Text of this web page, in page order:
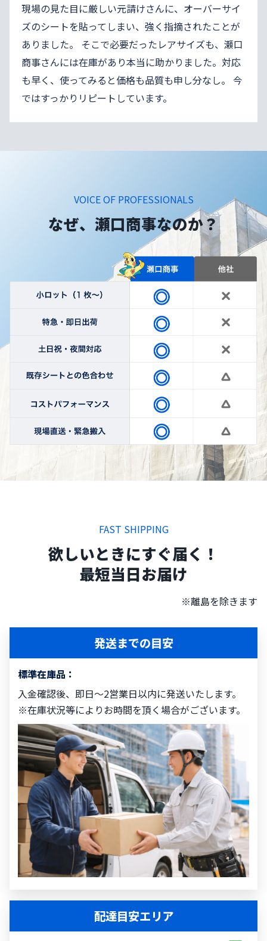
現場の見た目に厳しい元請けさんに、オーバーサイ
ズのシートを貼ってしまい、強く指摘されたことが
ありました。 そこで必要だったレアサイズも、瀬口
商事さんには在庫があり本当に助かりました。対応
も早く、使ってみると価格も品質も申し分なし。 今
ではすっかりリピートしています。
VOICE OF PROFESSIONALS
なぜ、瀬口商事なのか？
FAST SHIPPING
欲しいときにすぐ届く！
最短当日お届け
※離島を除きます
発送までの目安
標準在庫品：
入金確認後、即日～2営業日以内に発送いたします。
※在庫状況等によりお時間を頂く場合がございます。
配達目安エリア